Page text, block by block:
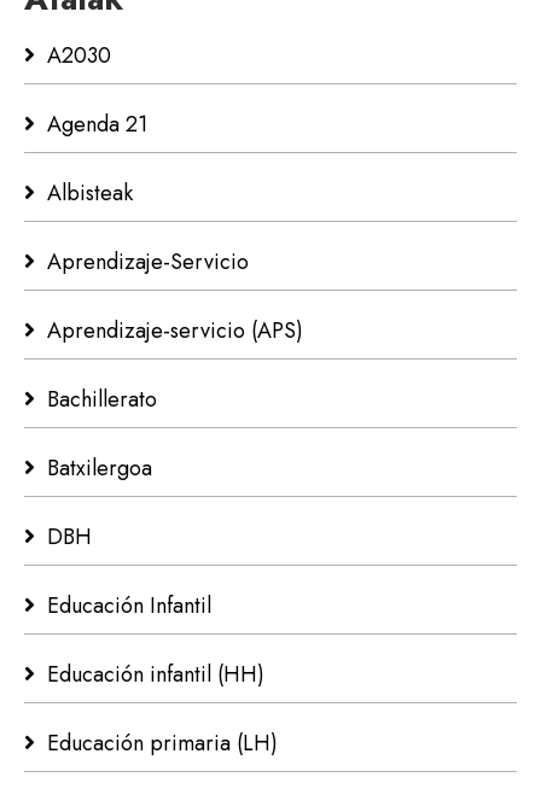
A2030
Agenda 21
Albisteak
Aprendizaje-Servicio
Aprendizaje-servicio (APS)
Bachillerato
Batxilergoa
DBH
Educación Infantil
Educación infantil (HH)
Educación primaria (LH)